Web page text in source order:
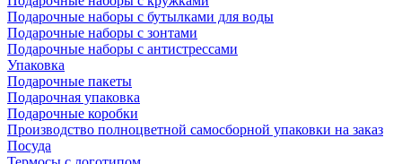
Подарочные наборы с бутылками для воды
Подарочные наборы с зонтами
Подарочные наборы с антистрессами
Упаковка
Подарочные пакеты
Подарочная упаковка
Подарочные коробки
Производство полноцветной самосборной упаковки на заказ
Посуда